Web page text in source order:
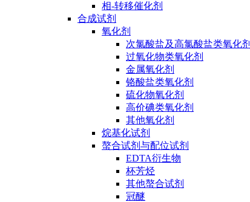
相-转移催化剂
合成试剂
氧化剂
次氯酸盐及高氯酸盐类氧化剂
过氧化物类氧化剂
金属氧化剂
铬酸盐类氧化剂
硫化物氧化剂
高价碘类氧化剂
其他氧化剂
烷基化试剂
螯合试剂与配位试剂
EDTA衍生物
杯芳烃
其他螯合试剂
冠醚